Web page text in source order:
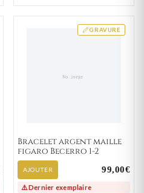
GRAVURE
Bracelet argent maille
figaro Becerro 1-2
AJOUTER 99,00€
⚠️ Dernier exemplaire